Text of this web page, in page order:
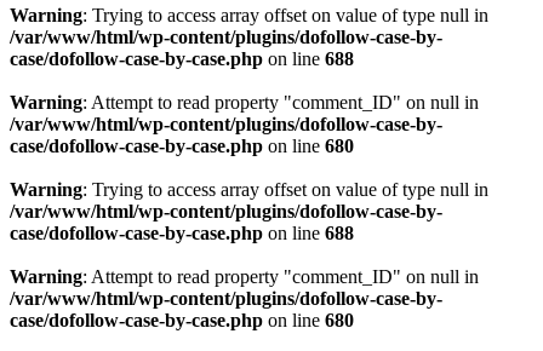
Warning: Trying to access array offset on value of type null in
/var/www/html/wp-content/plugins/dofollow-case-by-
case/dofollow-case-by-case.php on line 688
Warning: Attempt to read property "comment_ID" on null in
/var/www/html/wp-content/plugins/dofollow-case-by-
case/dofollow-case-by-case.php on line 680
Warning: Trying to access array offset on value of type null in
/var/www/html/wp-content/plugins/dofollow-case-by-
case/dofollow-case-by-case.php on line 688
Warning: Attempt to read property "comment_ID" on null in
/var/www/html/wp-content/plugins/dofollow-case-by-
case/dofollow-case-by-case.php on line 680